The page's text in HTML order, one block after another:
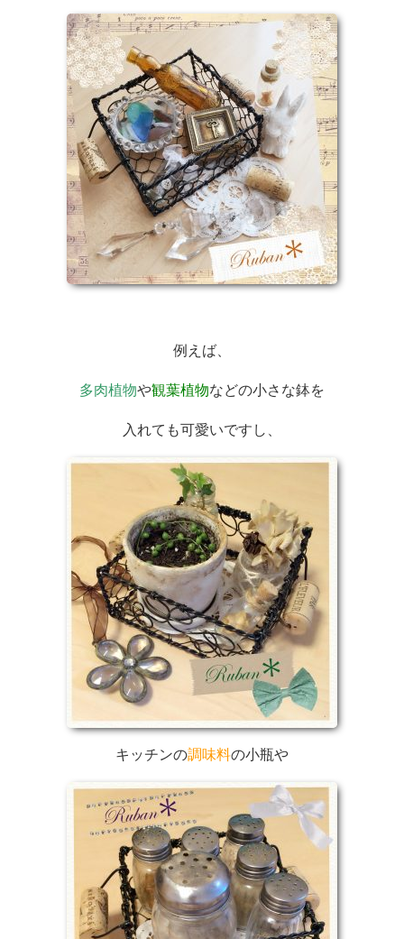
例えば、
多肉植物や観葉植物などの小さな鉢を
入れても可愛いですし、
キッチンの調味料の小瓶や